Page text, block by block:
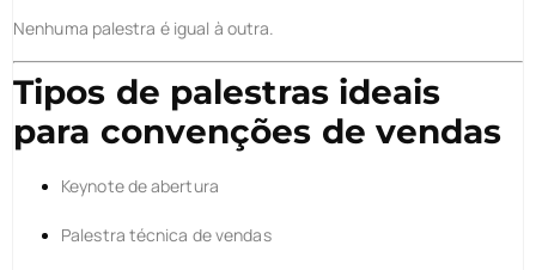
Nenhuma palestra é igual à outra.
Tipos de palestras ideais
para convenções de vendas
Keynote de abertura
Palestra técnica de vendas